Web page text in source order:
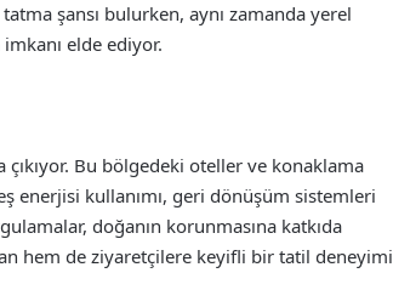
şansı bulurken, aynı zamanda yerel
elde ediyor.
Bu bölgedeki oteller ve konaklama
enerjisi kullanımı, geri dönüşüm sistemleri
doğanın korunmasına katkıda
hem de ziyaretçilere keyifli bir tatil deneyimi